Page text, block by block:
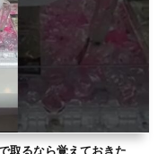
取るなら覚えておきた